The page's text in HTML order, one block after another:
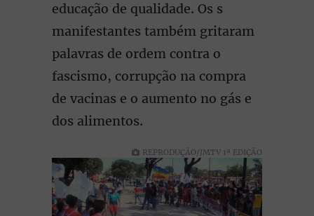
educação de qualidade. Os s
manifestantes também gritaram
palavras de ordem contra o
fascismo, corrupção na compra
de vacinas e o aumento no gás e
dos alimentos.
REPRODUÇÃO/JMTV 1ª EDIÇÃO